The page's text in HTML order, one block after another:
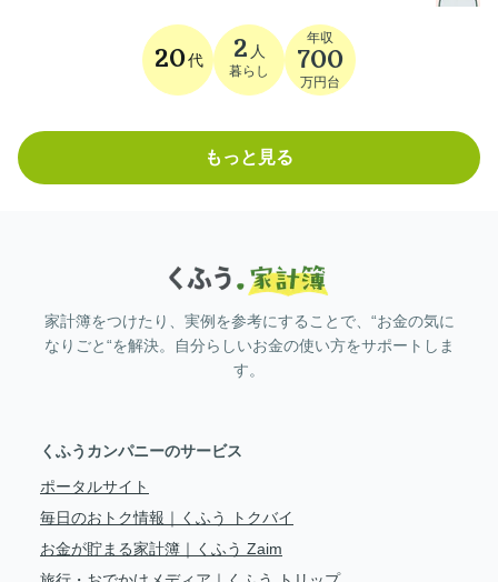
20代 2 人
暮らし
年収
700
万円台
もっと見る
家計簿をつけたり、実例を参考にすることで、“お金の気に
なりごと“を解決。自分らしいお金の使い方をサポートしま
す。
くふうカンパニーのサービス
ポータルサイト
毎日のおトク情報｜くふう トクバイ
お金が貯まる家計簿｜くふう Zaim